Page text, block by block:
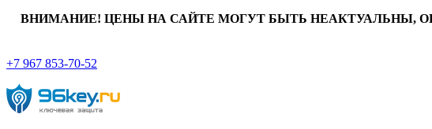
ВНИМАНИЕ! ЦЕНЫ НА САЙТЕ МОГУТ БЫТЬ НЕАКТУАЛЬНЫ,
+7 967 853-70-52